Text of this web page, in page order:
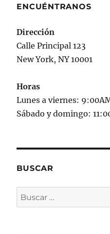
ENCUÉNTRANOS
Dirección
Calle Principal 123
New York, NY 10001
Horas
Lunes a viernes:
Sábado y domingo:
BUSCAR
Buscar
por: